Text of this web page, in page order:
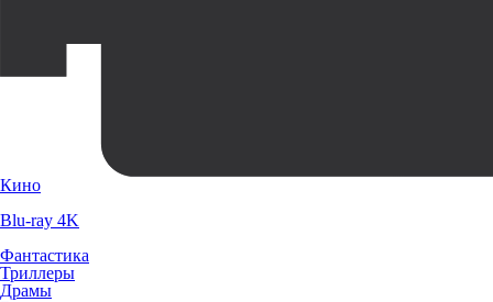
Кино
Blu-ray 4K
Фантастика
Триллеры
Драмы